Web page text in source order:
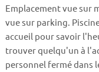
Emplacement vue sur
vue sur parking.
accueil pour savoir
trouver quelqu'un à
personnel fermé dans